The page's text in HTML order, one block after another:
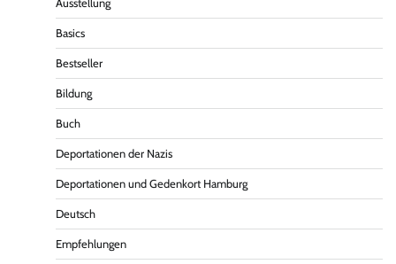
Ausstellung
Basics
Bestseller
Bildung
Buch
Deportationen der Nazis
Deportationen und Gedenkort Hamburg
Deutsch
Empfehlungen